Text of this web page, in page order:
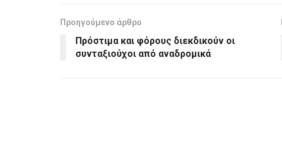
Προηγούμενο άρθρο
Πρόστιμα και φόρους διεκδικούν οι
συνταξιούχοι από αναδρομικά